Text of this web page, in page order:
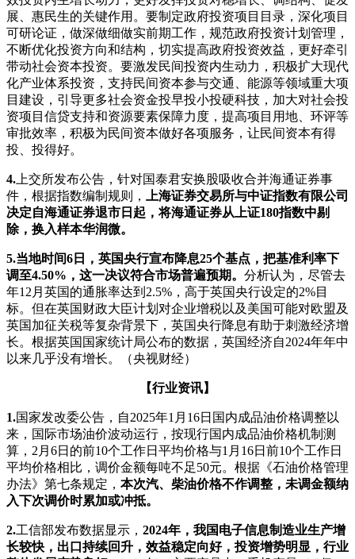
展、惠民生的关键作用。要制定政府投资项目目录，深化项目
可研论证，做深做细做实前期工作，规范政府投资计划管理，
不断优化投资方向和结构，切实提高政府投资效益，更好牵引
带动社会资本投资。要激发民间投资内生动力，积极扩大现代
化产业体系投资，支持民间资本参与交通、能源等领域重大项
目建设，引导更多社会资金投早投小投硬科技，加大对社会投
资项目信贷支持和资源要素保障力度，提高项目用地、环评等
审批效率，积极为民间资本做好各项服务，让民间资本有得
投、投得好。
4. 上交所发布公告，针对国泰君安换股吸收合并海通证券事
件，根据指数编制规则，
上海证券交易所与中证指数有限公司
决定自海通证券退市日起，将海通证券从上证180指数中剔
除，换入样本华润微。
5.当地时间6日，英国央行宣布降息25个基点，把基准利率下
调至4.50%，这一决议符合市场普遍预期。 分析认为，尽管去
年12月英国的通胀率达到2.5%，高于英国央行设定的2%目
标。但在英国财政大臣计划对企业增税以及美国可能对欧盟及
英国加征关税等复杂背景下，英国央行降息有助于刺激经济增
长。根据英国国家统计局公布的数据，英国经济自2024年年中
以来几乎没有增长。（央视财经）
【行业资讯】
1.国家发改委公告，自2025年1月16日国内成品油价格调整以
来，国际市场油价波动运行，按现行国内成品油价格机制测
算，2月6日的前10个工作日平均价格与1月16日前10个工作日
平均价格相比，调价金额每吨不足50元。根据《石油价格管理
办法》第七条规定， 本次汽、柴油价格不作调整，未调金额纳
入下次调价时累加或冲抵。
2.工信部发布数据显示， 2024年，我国电子信息制造业生产增
长较快，出口持续回升，效益稳定向好，投资增势明显，行业